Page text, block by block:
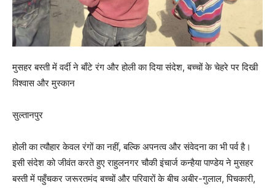
मुसहर बस्ती में वर्दी ने बाँटे रंग और होली का दिया संदेश, बच्चों के चेहरे पर दिखी
विश्वास और मुस्कान
सुल्तानपुर
होली का त्यौहार केवल रंगों का नहीं, बल्कि अपनत्व और संवेदना का भी पर्व है।
इसी संदेश को जीवंत करते हुए राहुलनगर चौकी इंचार्ज कन्हैया पाण्डेय ने मुसहर
बस्ती में पहुँचकर जरूरतमंद बच्चों और परिवारों के बीच अबीर-गुलाल, पिचकारी,